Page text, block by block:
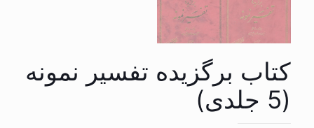
کتاب برگزیده تفسیر نمونه
(5 جلدی)